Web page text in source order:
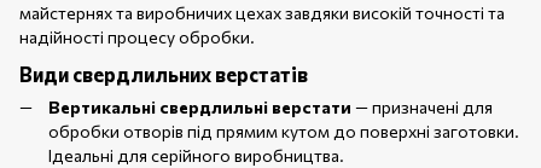
майстернях та виробничих цехах завдяки високій точності та
надійності процесу обробки.
Види свердлильних верстатів
Вертикальні свердлильні верстати — призначені для
обробки отворів під прямим кутом до поверхні заготовки.
Ідеальні для серійного виробництва.